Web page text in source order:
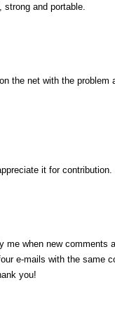
and portable.
the net with the problem
it for contribution.
when new comments
e-mails with the same
you!